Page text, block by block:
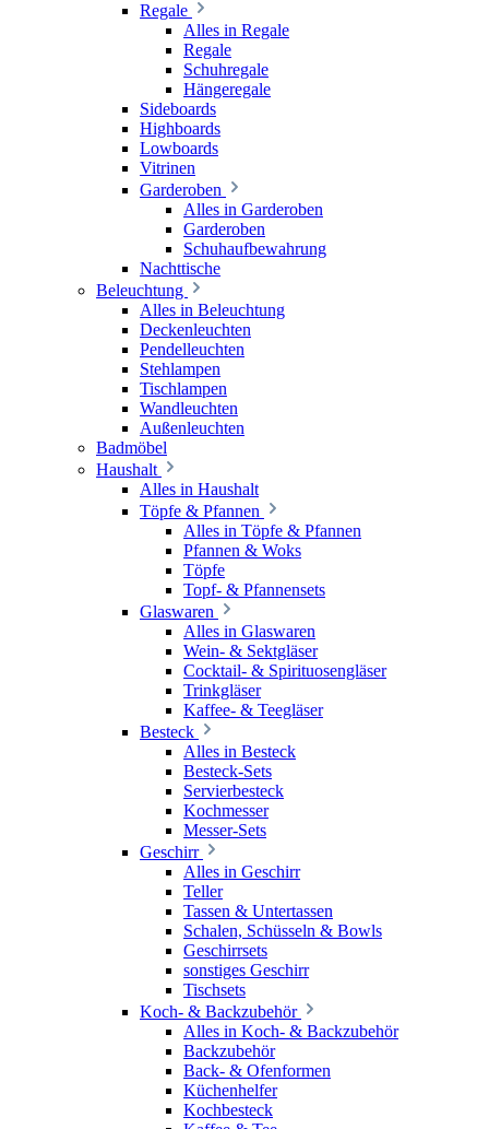
Regale
Alles in Regale
Regale
Schuhregale
Hängeregale
Sideboards
Highboards
Lowboards
Vitrinen
Garderoben
Alles in Garderoben
Garderoben
Schuhaufbewahrung
Nachttische
Beleuchtung
Alles in Beleuchtung
Deckenleuchten
Pendelleuchten
Stehlampen
Tischlampen
Wandleuchten
Außenleuchten
Badmöbel
Haushalt
Alles in Haushalt
Töpfe & Pfannen
Alles in Töpfe & Pfannen
Pfannen & Woks
Töpfe
Topf- & Pfannensets
Glaswaren
Alles in Glaswaren
Wein- & Sektgläser
Cocktail- & Spirituosengläser
Trinkgläser
Kaffee- & Teegläser
Besteck
Alles in Besteck
Besteck-Sets
Servierbesteck
Kochmesser
Messer-Sets
Geschirr
Alles in Geschirr
Teller
Tassen & Untertassen
Schalen, Schüsseln & Bowls
Geschirrsets
sonstiges Geschirr
Tischsets
Koch- & Backzubehör
Alles in Koch- & Backzubehör
Backzubehör
Back- & Ofenformen
Küchenhelfer
Kochbesteck